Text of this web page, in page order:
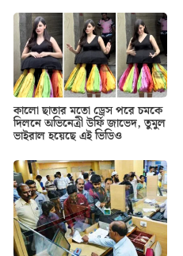
কালো ছাতার মতো ড্রেস পরে চমকে
দিলনে অভিনেত্রী উর্ফি জাভেদ, তুমুল
ভাইরাল হয়েছে এই ভিডিও